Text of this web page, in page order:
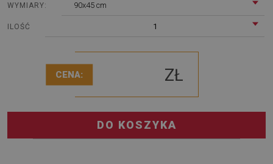
WYMIARY: 90x45 cm
ILOŚĆ 1
CENA: ZŁ
DO KOSZYKA